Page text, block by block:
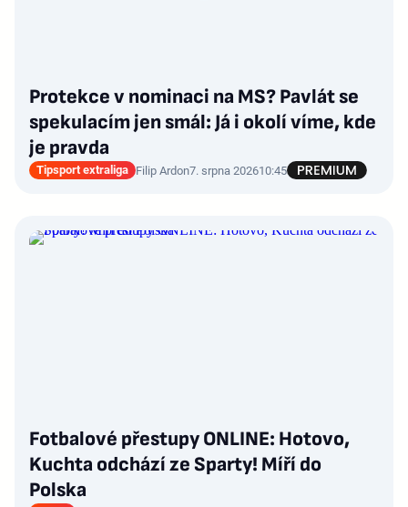
Protekce v nominaci na MS? Pavlát se
spekulacím jen smál: Já i okolí víme, kde
je pravda
Tipsport extraliga Filip Ardon7. srpna 202610:45
Fotbalové přestupy ONLINE: Hotovo,
Kuchta odchází ze Sparty! Míří do
Polska